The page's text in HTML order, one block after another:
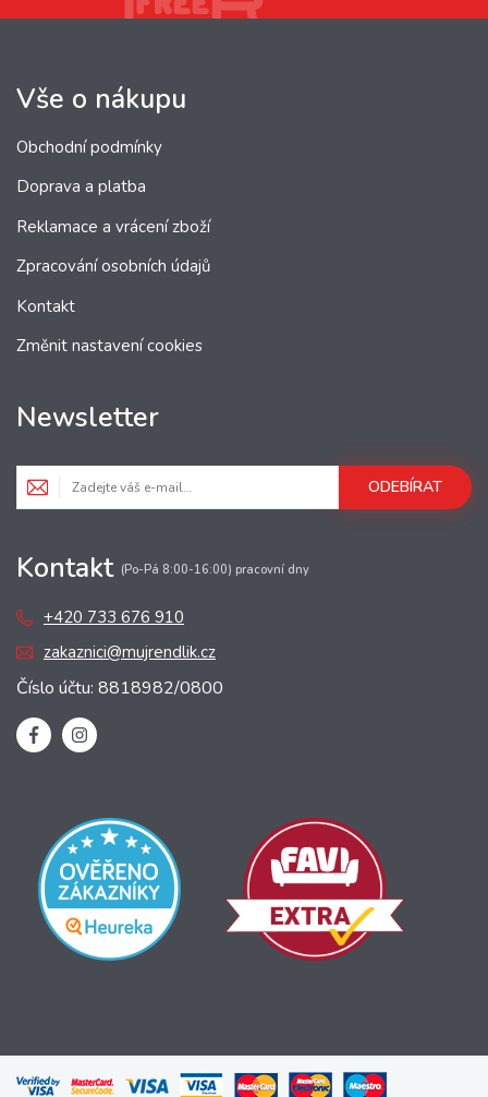
Vše o nákupu
Obchodní podmínky
Doprava a platba
Reklamace a vrácení zboží
Zpracování osobních údajů
Kontakt
Změnit nastavení cookies
Newsletter
ODEBÍRAT
Kontakt (Po-Pá 8:00-16:00) pracovní dny
+420 733 676 910
zakaznici@mujrendlik.cz
Číslo účtu: 8818982/0800